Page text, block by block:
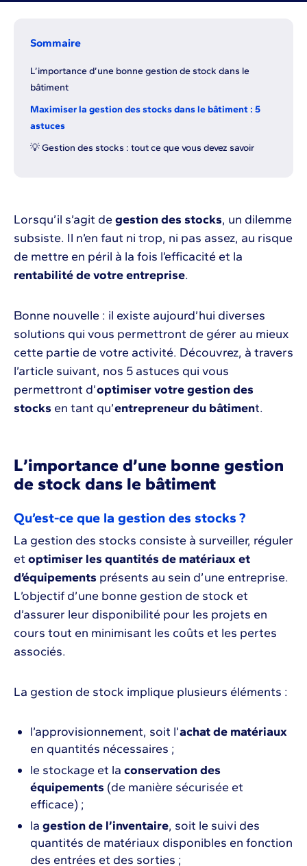
Sommaire
L’importance d’une bonne gestion de stock dans le
bâtiment
Maximiser la gestion des stocks dans le bâtiment : 5
astuces
💡 Gestion des stocks : tout ce que vous devez savoir
Lorsqu’il s’agit de gestion des stocks, un dilemme
subsiste. Il n’en faut ni trop, ni pas assez, au risque
de mettre en péril à la fois l’efficacité et la
rentabilité de votre entreprise.
Bonne nouvelle : il existe aujourd’hui diverses
solutions qui vous permettront de gérer au mieux
cette partie de votre activité. Découvrez, à travers
l’article suivant, nos 5 astuces qui vous
permettront d’optimiser votre gestion des
stocks en tant qu’entrepreneur du bâtiment.
L’importance d’une bonne gestion
de stock dans le bâtiment
Qu’est-ce que la gestion des stocks ?
La gestion des stocks consiste à surveiller, réguler
et optimiser les quantités de matériaux et
d’équipements présents au sein d’une entreprise.
L’objectif d’une bonne gestion de stock et
d’assurer leur disponibilité pour les projets en
cours tout en minimisant les coûts et les pertes
associés.
La gestion de stock implique plusieurs éléments :
l’approvisionnement, soit l’achat de matériaux
en quantités nécessaires ;
le stockage et la conservation des
équipements (de manière sécurisée et
efficace) ;
la gestion de l’inventaire, soit le suivi des
quantités de matériaux disponibles en fonction
des entrées et des sorties ;